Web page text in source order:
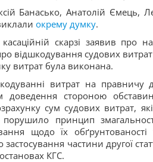
Банасько, Анатолій Ємець,
окрему думку.
скарзі заявив про
відшкодування судових
витрат була виконана.
витрат на
доведення стороною
сум судових витрат,
принцип
щодо їх обґрунтованості
частини другої
КГС.